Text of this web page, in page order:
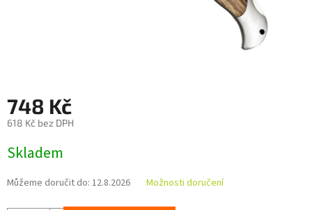
748 Kč
618 Kč bez DPH
cena:
Skladem
Můžeme doručit do: 12.8.2026 Možnosti doručení